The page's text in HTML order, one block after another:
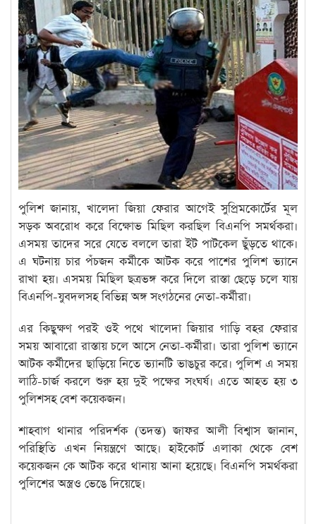
পুলিশ জানায়, খালেদা জিয়া ফেরার আগেই সুপ্রিমকোর্টের মূল
সড়ক অবরোধ করে বিক্ষোভ মিছিল করছিল বিএনপি সমর্থকরা।
এসময় তাদের সরে যেতে বললে তারা ইট পাটকেল ছুঁড়তে থাকে।
এ ঘটনায় চার পঁচজন কর্মীকে আটক করে পাশের পুলিশ ভ্যানে
রাখা হয়। এসময় মিছিল ছত্রভঙ্গ করে দিলে রাস্তা ছেড়ে চলে যায়
বিএনপি-যুবদলসহ বিভিন্ন অঙ্গ সংগঠনের নেতা-কর্মীরা।
এর কিছুক্ষণ পরই ওই পথে খালেদা জিয়ার গাড়ি বহর ফেরার
সময় আবারো রাস্তায় চলে আসে নেতা-কর্মীরা। তারা পুলিশ ভ্যানে
আটক কর্মীদের ছাড়িয়ে নিতে ভ্যানটি ভাঙচুর করে। পুলিশ এ সময়
লাঠি-চার্জ করলে শুরু হয় দুই পক্ষের সংঘর্ষ। এতে আহত হয় ৩
পুলিশসহ বেশ কয়েকজন।
শাহবাগ থানার পরিদর্শক (তদন্ত) জাফর আলী বিশ্বাস জানান,
পরিস্থিতি এখন নিয়ন্ত্রণে আছে। হাইকোর্ট এলাকা থেকে বেশ
কয়েকজন কে আটক করে থানায় আনা হয়েছে। বিএনপি সমর্থকরা
পুলিশের অস্ত্রও ভেঙে দিয়েছে।